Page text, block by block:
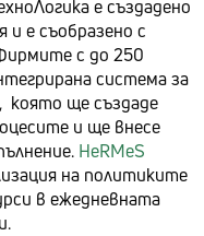
е създадено
е съобразено с
с до 250
система за
която ще създаде
и ще внесе
HeRMeS
на политиките
в ежедневната